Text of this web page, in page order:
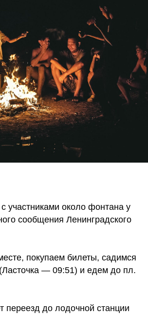
участниками около фонтана у
сообщения Ленинградского
покупаем билеты, садимся
(Ласточка — 09:51) и едем до пл.
переезд до лодочной станции